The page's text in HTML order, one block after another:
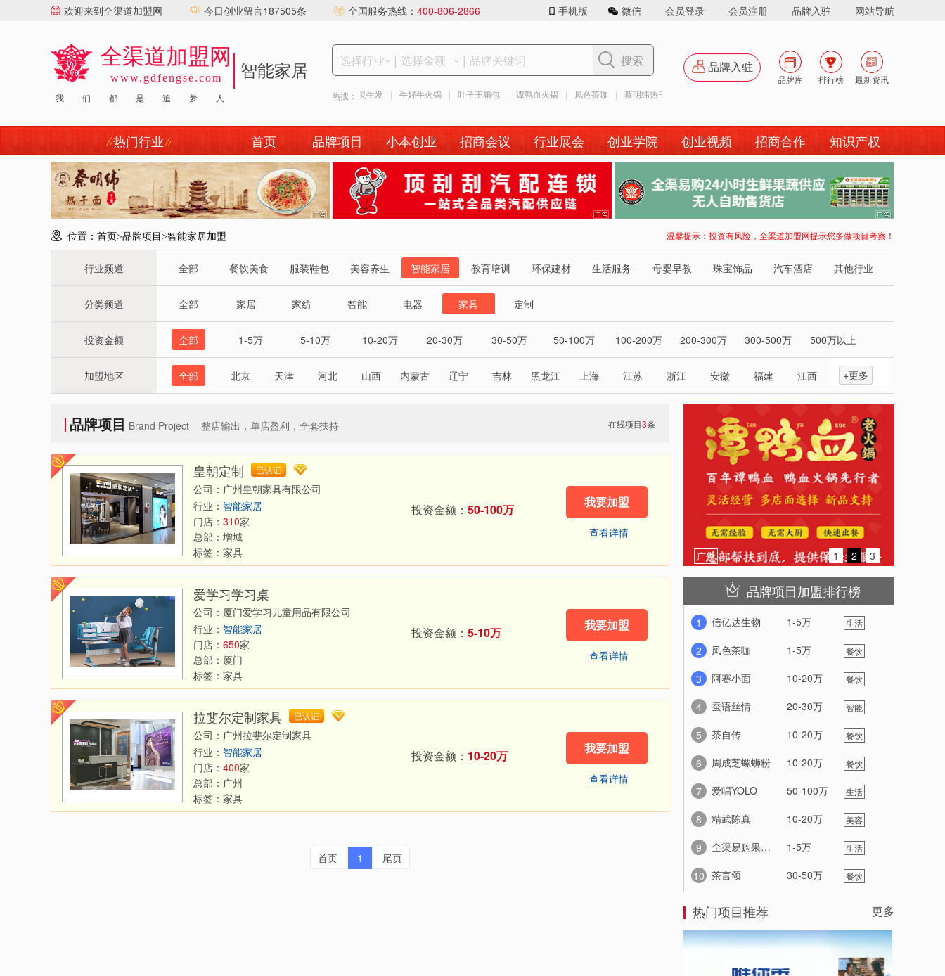
欢迎来到全渠道加盟网 今日创业留言187505条 全国服务热线： 400-806-2866 手机版 微信 会员登录 会员注册 品牌入驻 网站导航
全渠道加盟网
www.gdfengse.com
我
们 都 是 追 梦 人
智能家居
| | 搜索
热搜：
顶刮刮汽配 岳灵生发 | 牛好牛火锅 | 叶子王箱包 | 谭鸭血火锅 凤色茶咖 | 蔡明纬热干面 |
品牌入驻
品牌库 排行榜 最新资讯
热门行业 首页 品牌项目 小本创业 招商会议 行业展会 创业学院 创业视频 招商合作 知识产权
位置： 首页>品牌项目 >智能家居加盟 温馨提示：投资有风险，全渠道加盟网提示您多做项目考察！
行业频道 全部 餐饮美食 服装鞋包 美容养生 智能家居 教育培训 环保建材 生活服务 母婴早教 珠宝饰品 汽车酒店 其他行业
分类频道 全部 家居 家纺 智能 电器 家具
定制
投资金额 全部 1-5万 5-10万 10-20万 20-30万 30-50万 50-100万 100-200万 200-300万 300-500万 500万以上
加盟地区 全部 +更多
北京 天津 河北 山西 内蒙古 辽宁 吉林 黑龙江 上海 江苏 浙江 安徽 福建 江西
山东
河南
湖北 湖南 广东 广西 海南 重庆 四川 贵州 云南 西藏 陕西 甘肃 青海
宁夏
-收缩
品牌项目 Brand Project 整店输出，单店盈利，全套扶持 在线项目3条
皇朝定制 已认证
公司：广州皇朝家具有限公司
行业： 智能家居
门店： 310家
总部： 增城
标签： 家具
投资金额： 50-100万 我要加盟
查看详情
爱学习学习桌
公司：厦门爱学习儿童用品有限公司
行业： 智能家居
门店： 650家
总部： 厦门
标签： 家具
投资金额： 5-10万 我要加盟
查看详情
拉斐尔定制家具 已认证
公司：广州拉斐尔定制家具
行业： 智能家居
门店： 400家
总部： 广州
标签： 家具
投资金额： 10-20万 我要加盟
查看详情
首页 1 尾页
1 2 3
广告
品牌项目加盟排行榜
1 信亿达生物 1-5万
生活
2 凤色茶咖 1-5万
餐饮
3 阿赛小面 10-20万
餐饮
4 蚕语丝情 20-30万
智能
5 茶自传 10-20万
餐饮
6 周成芝螺蛳粉 10-20万
餐饮
7 爱唱YOLO 50-100万
生活
8 精武陈真 10-20万
美容
9 全渠易购果蔬机 1-5万
生活
10 茶言颂 30-50万
餐饮
美食
热门项目推荐 更多